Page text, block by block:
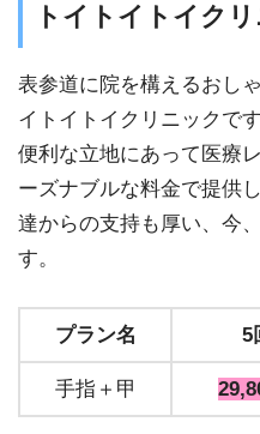
トイトイトイク
表参道に院を構えるおし
イトイトイクリニックです
便利な立地にあって医療
ーズナブルな料金で提供
達からの支持も厚い、今
す。
プラン名 5
手指＋甲